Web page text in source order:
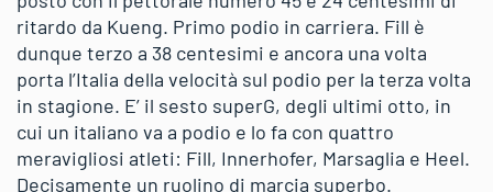
ritardo da Kueng. Primo podio in carriera. Fill è
dunque terzo a 38 centesimi e ancora una volta
porta l’Italia della velocità sul podio per la terza volta
in stagione. E’ il sesto superG, degli ultimi otto, in
cui un italiano va a podio e lo fa con quattro
meravigliosi atleti: Fill, Innerhofer, Marsaglia e Heel.
Decisamente un ruolino di marcia superbo.